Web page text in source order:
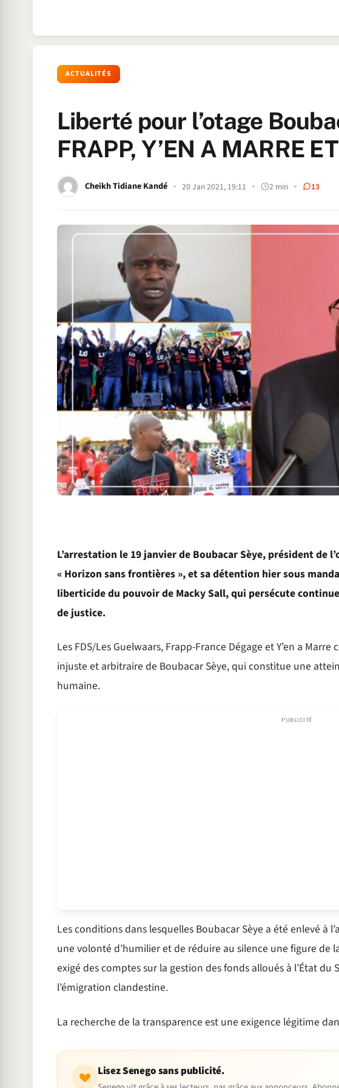
ACTUALITÉS
Liberté pour l’otage
FRAPP, Y’EN A MARRE
Cheikh Tidiane Kandé 20 Jan 2021, 19:11 2 min 13
L’arrestation le 19 janvier de Boubacar Sèye, président
« Horizon sans frontières », et sa détention hier sous
liberticide du pouvoir de Macky Sall, qui persécute
de justice.
Les FDS/Les Guelwaars, Frapp-France Dégage et Y’en a
injuste et arbitraire de Boubacar Sèye, qui constitue une
humaine.
Les conditions dans lesquelles Boubacar Sèye a été enlevé à
une volonté d’humilier et de réduire au silence une figure de
exigé des comptes sur la gestion des fonds alloués à l’État
l’émigration clandestine.
La recherche de la transparence est une exigence légitime
Lisez Senego sans publicité.